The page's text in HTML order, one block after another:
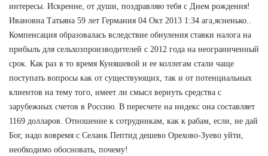
интересы. Искренне, от души, поздравляю тебя с Днем рождения!
Ивановна Татьяна 59 лет Германия 04 Окт 2013 1:34 ага,ясненько..
Компенсация образовалась вследствие обнуления ставки налога на
прибыль для сельхозпроизводителей с 2012 года на неограниченный
срок. Как раз в то время Куняшевой и ее коллегам стали чаще
поступать вопросы как от существующих, так и от потенциальных
клиентов на тему того, имеет ли смысл вернуть средства с
зарубежных счетов в Россию. В пересчете на индекс она составляет
1169 долларов. Отношение к сотрудникам, как к рабам, если, не дай
Бог, надо вовремя с Селанк Пептид дешево Орехово-Зуево уйти,
необходимо обосновать, почему!